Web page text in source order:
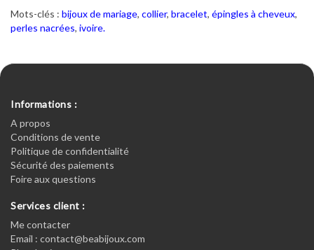
Mots-clés : bijoux de mariage, collier, bracelet, épingles à cheveux,
perles nacrées, ivoire.
Informations :
A propos
Conditions de vente
Politique de confidentialité
Sécurité des paiements
Foire aux questions
Services client :
Me contacter
Email : contact@beabijoux.com